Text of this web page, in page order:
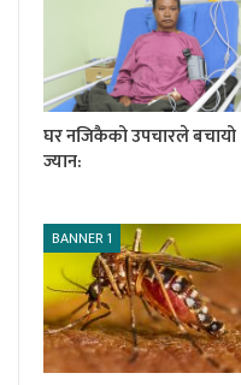
घर नजिकैको उपचारले बचायो
ज्यान:
BANNER 1